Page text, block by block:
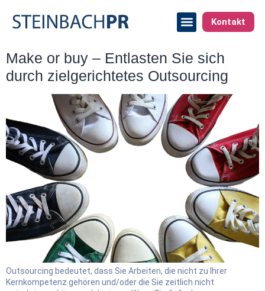
Kontakt
Make or buy – Entlasten Sie sich
durch zielgerichtetes Outsourcing
Outsourcing bedeutet, dass Sie Arbeiten, die nicht zu Ihrer
Kernkompetenz gehören und/oder die Sie zeitlich nicht